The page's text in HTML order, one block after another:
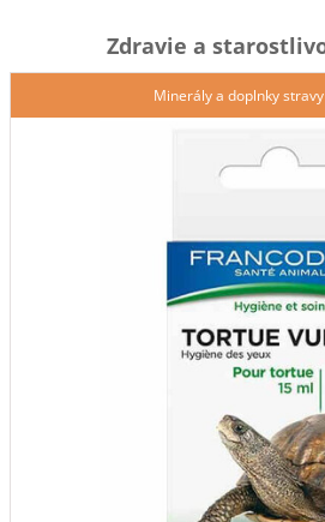
Zdravie a
Minerály a doplnky